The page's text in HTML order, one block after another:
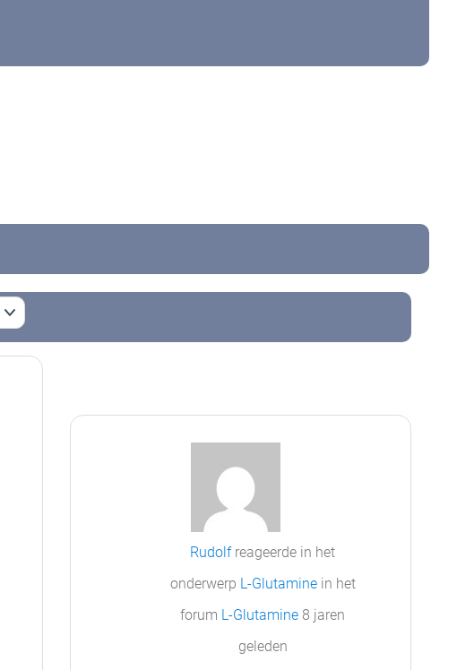
Rudolfreageerde in het
onderwerp L-Glutaminein het
forum L-Glutamine 8 jaren
geleden